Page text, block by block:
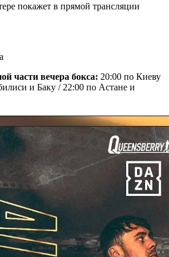
покажет в прямой трансляции
части вечера бокса: 20:00 по Киеву
и Баку / 22:00 по Астане и